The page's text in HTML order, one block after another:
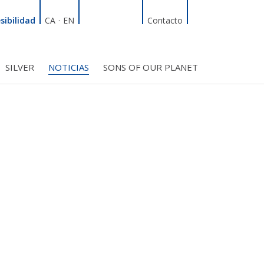
CA · EN Facebook
TwitterInstagram
Contacto
PROYECTOS
INICIATIVAS
SILVER NOTICIAS SONS OF OUR PLANET